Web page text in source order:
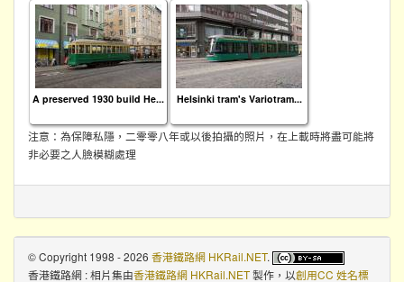
A preserved 1930 build He... Helsinki tram's Variotram...
注意：為保障私隱，二零零八年或以後拍攝的照片，在上載時將盡可能將
非必要之人臉模糊處理
© Copyright 1998 - 2026 香港鐵路網 HKRail.NET.
香港鐵路網 : 相片集由香港鐵路網 HKRail.NET製作，以創用CC 姓名標